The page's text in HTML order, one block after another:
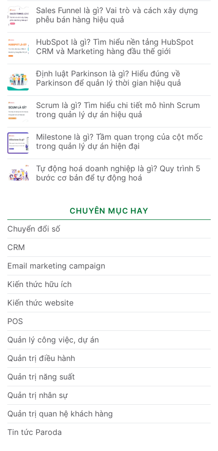
Sales Funnel là gì? Vai trò và cách xây dựng
phễu bán hàng hiệu quả
HubSpot là gì? Tìm hiểu nền tảng HubSpot
CRM và Marketing hàng đầu thế giới
Định luật Parkinson là gì? Hiểu đúng về
Parkinson để quản lý thời gian hiệu quả
Scrum là gì? Tìm hiểu chi tiết mô hình Scrum
trong quản lý dự án hiệu quả
Milestone là gì? Tầm quan trọng của cột mốc
trong quản lý dự án hiện đại
Tự động hoá doanh nghiệp là gì? Quy trình 5
bước cơ bản để tự động hoá
CHUYÊN MỤC HAY
Chuyển đổi số
CRM
Email marketing campaign
Kiến thức hữu ích
Kiến thức website
POS
Quản lý công việc, dự án
Quản trị điều hành
Quản trị năng suất
Quản trị nhân sự
Quản trị quan hệ khách hàng
Tin tức Paroda